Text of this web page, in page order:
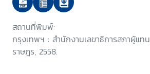
สถานที่พิมพ์:
กรุงเทพฯ : สำนักงานเลขาธิการสภาผู้แทน
ราษฎร, 2558.